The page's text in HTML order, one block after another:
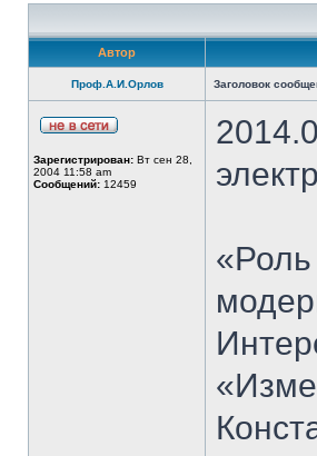
Автор
Проф.А.И.Орлов Заголовок
Зарегистрирован: Вт сен 28,
2004 11:58 am
Сообщений: 12459